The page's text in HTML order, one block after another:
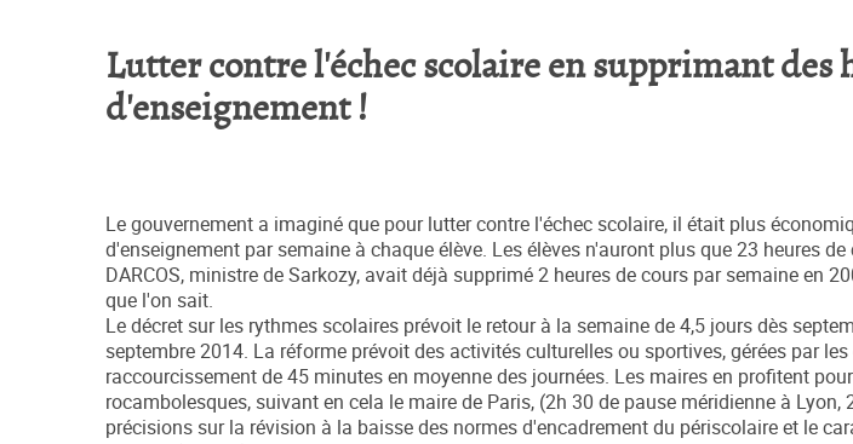
Lutter contre l'échec scolaire en supprimant des
d'enseignement !
Le gouvernement a imaginé que pour lutter contre l'échec scolaire, il était plus
d'enseignement par semaine à chaque élève. Les élèves n'auront plus que 23 heures
DARCOS, ministre de Sarkozy, avait déjà supprimé 2 heures de cours par semaine en
que l'on sait.
Le décret sur les rythmes scolaires prévoit le retour à la semaine de 4,5 jours dès
septembre 2014. La réforme prévoit des activités culturelles ou sportives, gérées par
raccourcissement de 45 minutes en moyenne des journées. Les maires en profitent
rocambolesques, suivant en cela le maire de Paris, (2h 30 de pause méridienne à Lyon,
précisions sur la révision à la baisse des normes d'encadrement du périscolaire et le